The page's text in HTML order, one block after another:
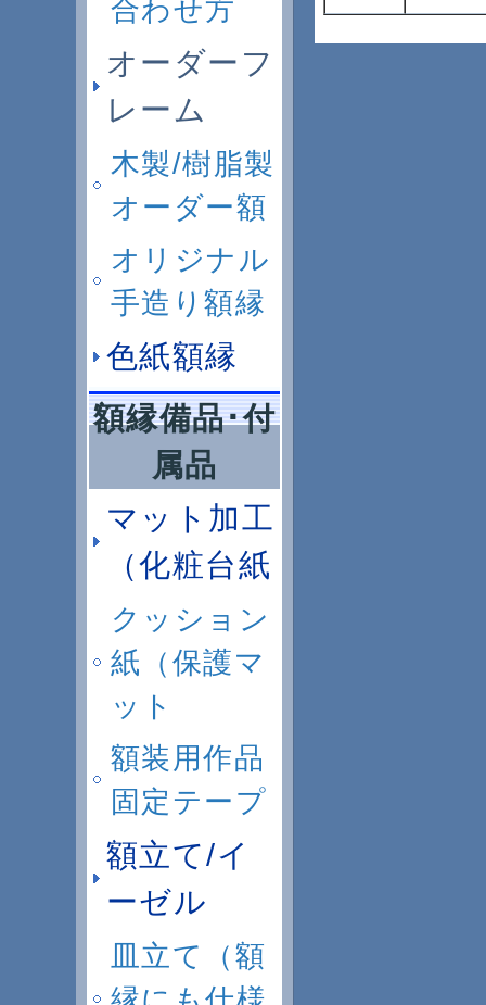
合わせ方
オーダーフ
レーム
木製/樹脂製
オーダー額
オリジナル
手造り額縁
色紙額縁
額縁備品･付
属品
マット加工
（化粧台紙
クッション
紙（保護マ
ット
額装用作品
固定テープ
額立て/イ
ーゼル
皿立て（額